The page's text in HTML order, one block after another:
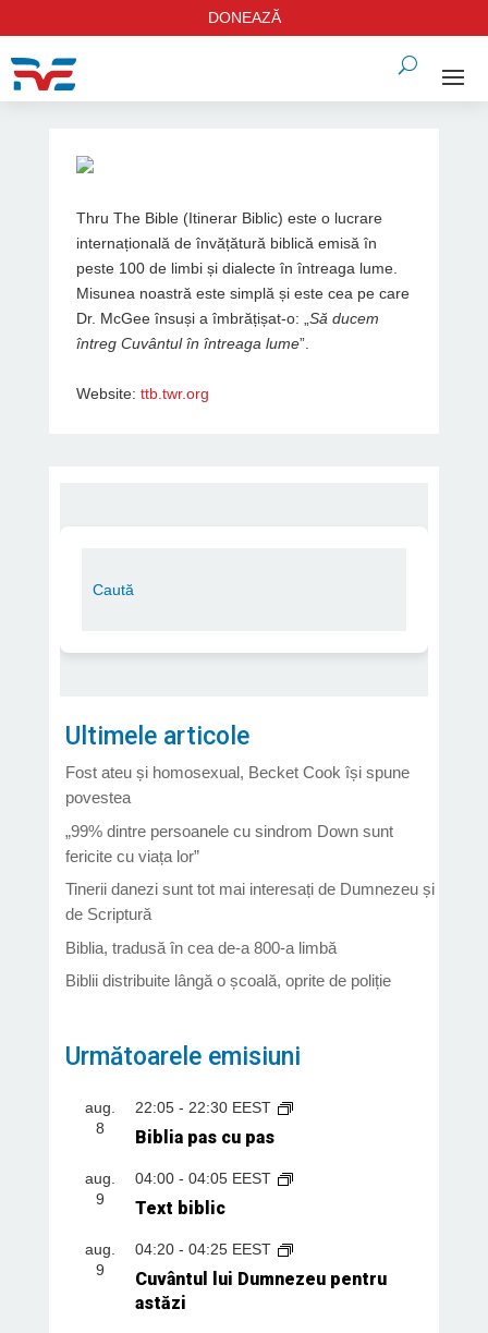
DONEAZĂ
Thru The Bible (Itinerar Biblic) este o lucrare
internațională de învățătură biblică emisă în
peste 100 de limbi și dialecte în întreaga lume.
Misunea noastră este simplă și este cea pe care
Dr. McGee însuși a îmbrățișat-o: „ Să ducem
întreg Cuvântul în întreaga lume”.
Website: ttb.twr.org
Ultimele articole
Fost ateu și homosexual, Becket Cook își spune
povestea
„99% dintre persoanele cu sindrom Down sunt
fericite cu viața lor”
Tinerii danezi sunt tot mai interesați de Dumnezeu și
de Scriptură
Biblia, tradusă în cea de-a 800-a limbă
Biblii distribuite lângă o școală, oprite de poliție
Următoarele emisiuni
aug.
8
22:05- 22:30 EEST
Biblia pas cu pas
aug.
9
04:00- 04:05 EEST
Text biblic
aug.
9
04:20- 04:25 EEST
Cuvântul lui Dumnezeu pentru
astăzi